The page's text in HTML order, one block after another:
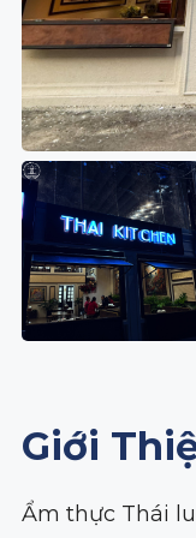
Giới
Ẩm thực Thái